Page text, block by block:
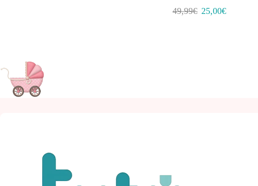
49,99€ 25,00€